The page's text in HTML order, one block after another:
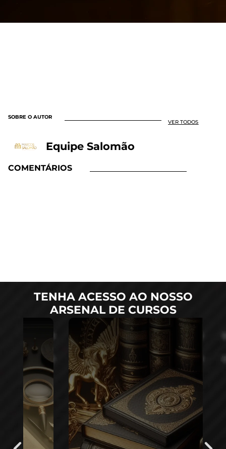
SOBRE O AUTOR
VER TODOS
Equipe Salomão
COMENTÁRIOS
TENHA ACESSO AO NOSSO
ARSENAL DE CURSOS